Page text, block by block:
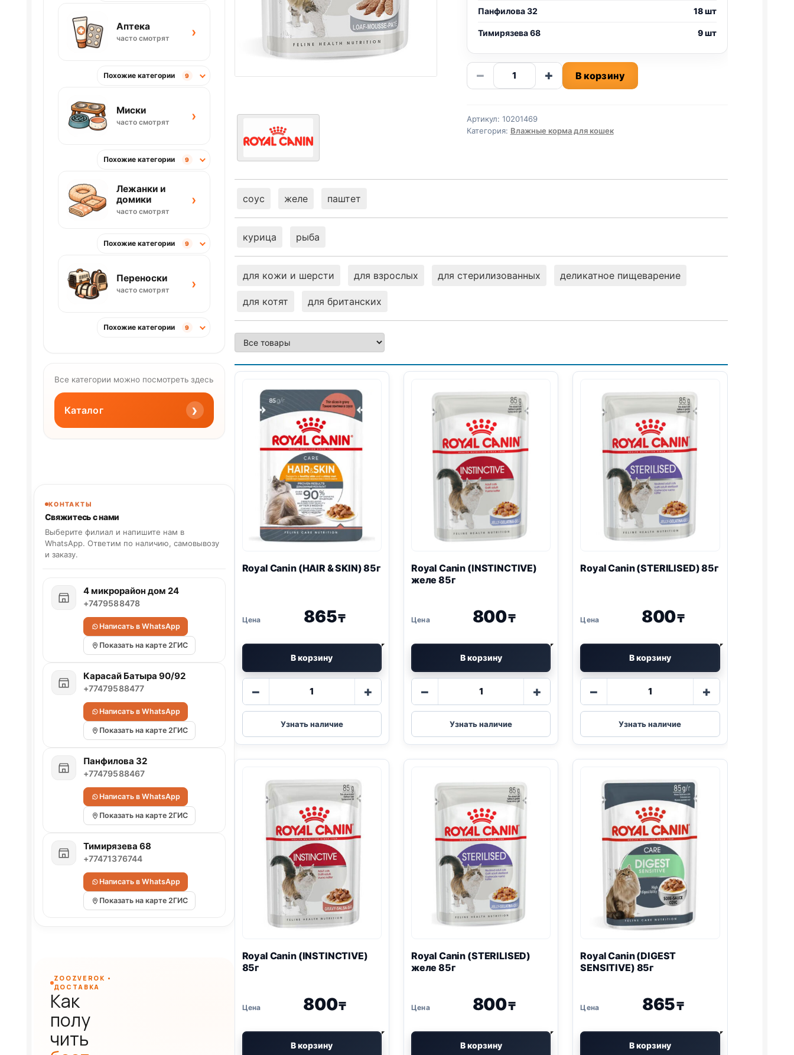
Панфилова 32 18 шт
Тимирязева 68 9 шт
−
Количество
товара
(STERILISED)
+ В корзину
Артикул: 10201469
Категория: Влажные корма для кошек
соус желе паштет
курица рыба
для кожи и шерсти для взрослых для стерилизованных деликатное пищеварение
для котят для британских
Royal Canin (HAIR & SKIN) 85г
865₸
В корзину
−
товара
Royal
Canin
&
SKIN)
+
Узнать наличие
Royal Canin (INSTINCTIVE)
желе 85г
800₸
В корзину
−
товара
Royal
Canin
желе
85г
+
Узнать наличие
Royal Canin (STERILISED) 85г
800₸
В корзину
−
товара
Royal
Canin
85г
+
Узнать наличие
Royal Canin (INSTINCTIVE)
85г
800₸
В корзину
Royal Canin (STERILISED)
желе 85г
800₸
В корзину
Royal Canin (DIGEST
SENSITIVE) 85г
865₸
В корзину
Аптека
часто смотрят ›
Похожие категории 9
Миски
часто смотрят ›
Похожие категории 9
Лежанки и
домики
часто смотрят
›
Похожие категории 9
Переноски
часто смотрят ›
Похожие категории 9
Все категории можно посмотреть здесь
Каталог ›
КОНТАКТЫ
Свяжитесь с нами
Выберите филиал и напишите нам в
WhatsApp. Ответим по наличию, самовывозу
и заказу.
4 микрорайон дом 24
+7479588478
Написать в WhatsApp
Показать на карте 2ГИС
Карасай Батыра 90/92
+77479588477
Написать в WhatsApp
Показать на карте 2ГИС
Панфилова 32
+77479588467
Написать в WhatsApp
Показать на карте 2ГИС
Тимирязева 68
+77471376744
Написать в WhatsApp
Показать на карте 2ГИС
ZOOZVEROK •
ДОСТАВКА
Как
полу
чить